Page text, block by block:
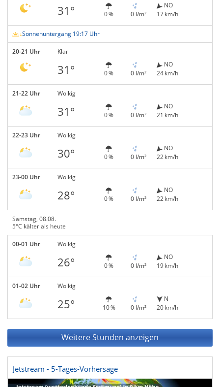
31° 0 % 0 l/m²
NO
17 km/h
Sonnenuntergang 19:17 Uhr
20-21 Uhr Klar
31° 0 % 0 l/m²
NO
24 km/h
21-22 Uhr Wolkig
31° 0 % 0 l/m²
NO
21 km/h
22-23 Uhr Wolkig
30° 0 % 0 l/m²
NO
22 km/h
23-00 Uhr Wolkig
28° 0 % 0 l/m²
NO
22 km/h
Samstag, 08.08.
5°C kälter als heute
00-01 Uhr Wolkig
26° 0 % 0 l/m²
NO
19 km/h
01-02 Uhr Wolkig
25° 10 % 0 l/m²
N
20 km/h
Weitere Stunden anzeigen
Jetstream - 5-Tages-Vorhersage